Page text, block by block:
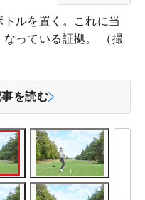
ルを置く。これに当
っている証拠。 （撮
を読む